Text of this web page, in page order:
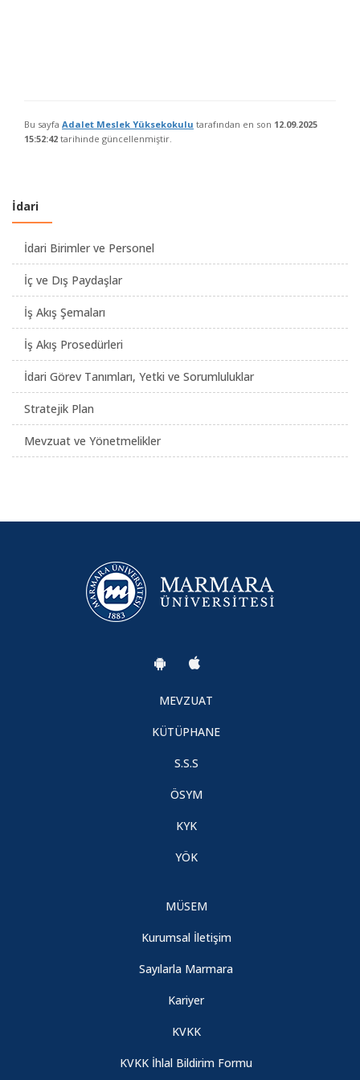
Bu sayfa Adalet Meslek Yüksekokulu tarafından en son 12.09.2025
15:52:42 tarihinde güncellenmiştir.
İdari
İdari Birimler ve Personel
İç ve Dış Paydaşlar
İş Akış Şemaları
İş Akış Prosedürleri
İdari Görev Tanımları, Yetki ve Sorumluluklar
Stratejik Plan
Mevzuat ve Yönetmelikler
MEVZUAT
KÜTÜPHANE
S.S.S
ÖSYM
KYK
YÖK
MÜSEM
Kurumsal İletişim
Sayılarla Marmara
Kariyer
KVKK
KVKK İhlal Bildirim Formu